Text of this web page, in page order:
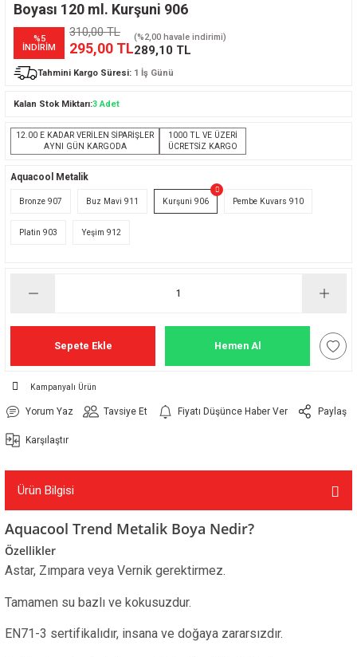
Boyası 120 ml. Kurşuni 906
%5
İNDİRİM
310,00 TL
295,00 TL
(%2,00 havale indirimi)
289,10 TL
Tahmini Kargo Süresi: 1 İş Günü
Kalan Stok Miktarı:3 Adet
12.00 E KADAR VERİLEN SİPARİŞLER
AYNI GÜN KARGODA
1000 TL VE ÜZERİ
ÜCRETSİZ KARGO
Aquacool Metalik
Bronze 907 Buz Mavi 911 Kurşuni 906 Pembe Kuvars 910
Platin 903 Yeşim 912
Sepete Ekle Hemen Al
Kampanyalı Ürün
Yorum Yaz Tavsiye Et Fiyatı Düşünce Haber Ver Paylaş
Karşılaştır
Ürün Bilgisi
Aquacool Trend Metalik Boya Nedir?
Özellikler
Astar, Zımpara veya Vernik gerektirmez.
Tamamen su bazlı ve kokusuzdur.
EN71-3 sertifikalıdır, insana ve doğaya zararsızdır.